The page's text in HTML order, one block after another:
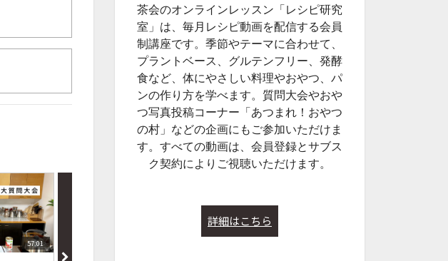
57:01
茶会のオンラインレッスン「レシピ研究
室」は、毎月レシピ動画を配信する会員
制講座です。季節やテーマに合わせて、
プラントベース、グルテンフリー、発酵
食など、体にやさしい料理やおやつ、パ
ンの作り方を学べます。質問大会やおや
つ写真投稿コーナー「あつまれ！おやつ
の村」などの企画にもご参加いただけま
す。すべての動画は、会員登録とサブス
ク契約によりご視聴いただけます。
詳細はこちら